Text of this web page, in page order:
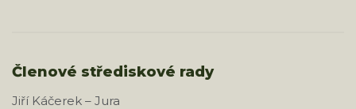
Členové střediskové rady
Jiří Káčerek – Jura